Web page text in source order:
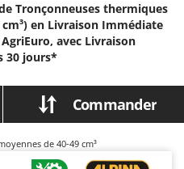
roues
Tronçonneuses thermiques
en Livraison Immédiate
avec Livraison
30 jours*
Commander
de 40-49 cm³